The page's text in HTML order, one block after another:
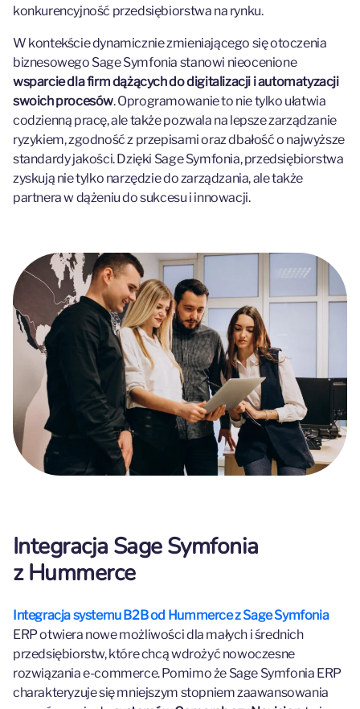
konkurencyjność przedsiębiorstwa na rynku.
W kontekście dynamicznie zmieniającego się otoczenia
biznesowego Sage Symfonia stanowi nieocenione
wsparcie dla firm dążących do digitalizacji i automatyzacji
swoich procesów. Oprogramowanie to nie tylko ułatwia
codzienną pracę, ale także pozwala na lepsze zarządzanie
ryzykiem, zgodność z przepisami oraz dbałość o najwyższe
standardy jakości. Dzięki Sage Symfonia, przedsiębiorstwa
zyskują nie tylko narzędzie do zarządzania, ale także
partnera w dążeniu do sukcesu i innowacji.
Integracja Sage Symfonia
z Hummerce
Integracja systemu B2B od Hummerce z Sage Symfonia
ERP otwiera nowe możliwości dla małych i średnich
przedsiębiorstw, które chcą wdrożyć nowoczesne
rozwiązania e-commerce. Pomimo że Sage Symfonia ERP
charakteryzuje się mniejszym stopniem zaawansowania